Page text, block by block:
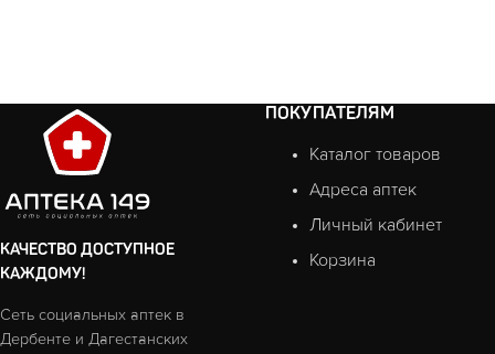
КАЧЕСТВО ДОСТУПНОЕ
КАЖДОМУ!
Сеть социальных аптек в
Дербенте и Дагестанских
ПОКУПАТЕЛЯМ
Каталог товаров
Адреса аптек
Личный кабинет
Корзина